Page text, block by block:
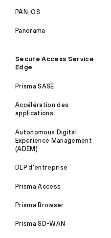
PAN-OS
Panorama
Secure Access Service
Edge
Prisma SASE
Accélération des
applications
Autonomous Digital
Experience Management
(ADEM)
DLP d’entreprise
Prisma Access
Prisma Browser
Prisma SD-WAN